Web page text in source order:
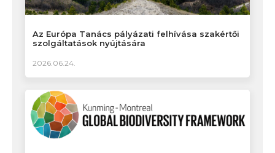
Az Európa Tanács pályázati felhívása szakértői
szolgáltatások nyújtására
2026.06.24.